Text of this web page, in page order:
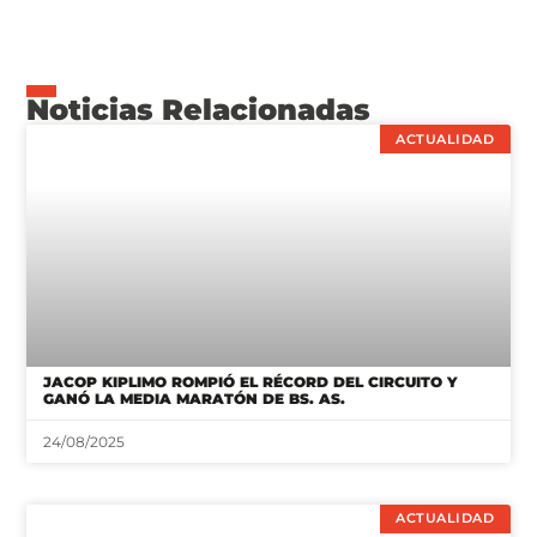
Noticias Relacionadas
ACTUALIDAD
JACOP KIPLIMO ROMPIÓ EL RÉCORD DEL CIRCUITO Y
GANÓ LA MEDIA MARATÓN DE BS. AS.
24/08/2025
ACTUALIDAD